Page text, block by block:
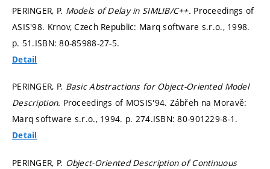
PERINGER, P. Models of Delay in SIMLIB/C++. Proceedings of
ASIS'98. Krnov, Czech Republic: Marq software s.r.o., 1998.
p. 51.ISBN: 80-85988-27-5.
Detail
PERINGER, P. Basic Abstractions for Object-Oriented Model
Description. Proceedings of MOSIS'94. Zábřeh na Moravě:
Marq software s.r.o., 1994. p. 274.ISBN: 80-901229-8-1.
Detail
PERINGER, P. Object-Oriented Description of Continuous